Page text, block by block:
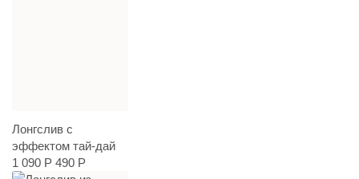
Лонгслив с
эффектом тай-дай
1 090 Р 490 Р